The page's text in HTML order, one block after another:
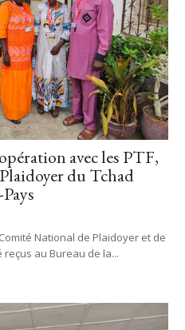
avec les PTF,
du Tchad
National de Plaidoyer et de
au Bureau de la...